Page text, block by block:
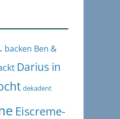
backen Ben &
Darius in
dekadent
Eiscreme-